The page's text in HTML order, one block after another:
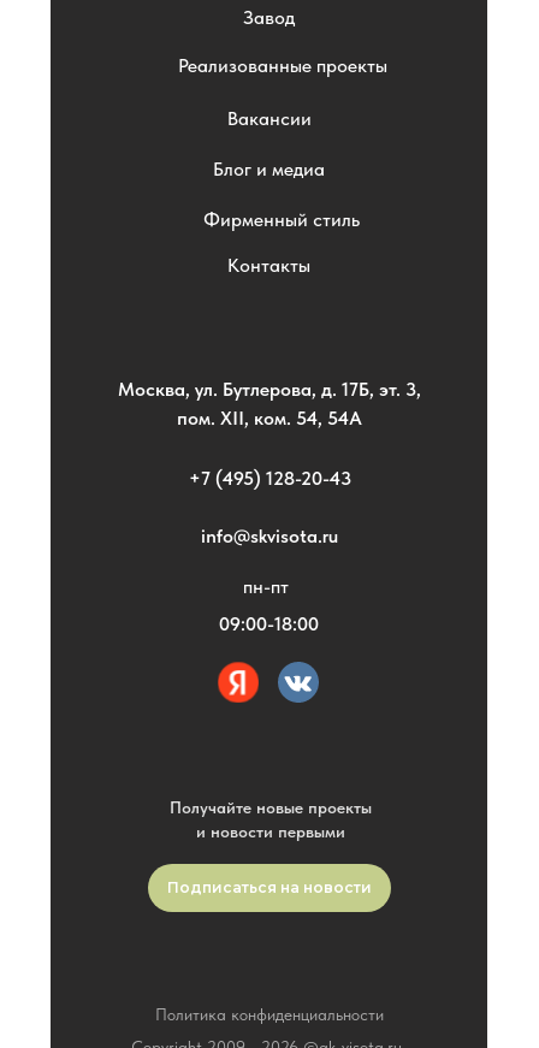
Политика конфиденциальности
Получайте новые проекты
и новости первыми
Завод
Реализованные проекты
Вакансии
Блог и медиа
Фирменный стиль
Контакты
+7 (495) 128-20-43
info@skvisota.ru
Москва, ул. Бутлерова, д. 17Б, эт. 3,
пом. XII, ком. 54, 54А
пн-пт
09:00-18:00
Подписаться на новости